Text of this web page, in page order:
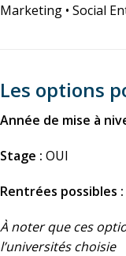
Marketing • Social
Les options
Année de mise à
Stage : OUI
Rentrées possibles :
À noter que ces
l’universités choisie